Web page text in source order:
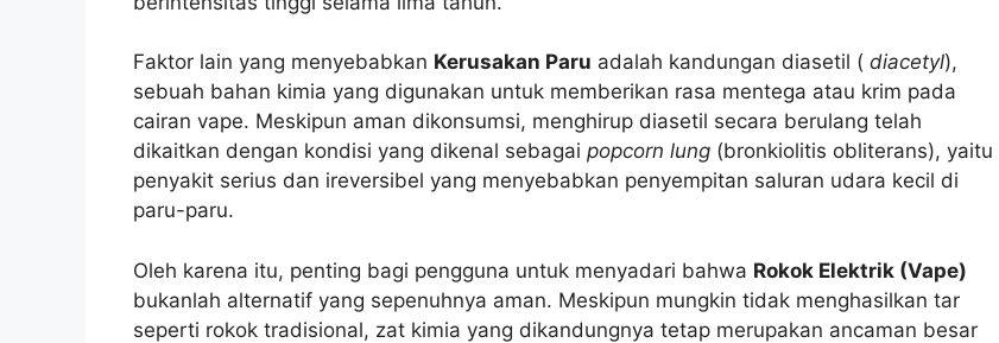
Faktor lain yang menyebabkan Kerusakan Paru adalah kandungan diasetil ( diacetyl),
sebuah bahan kimia yang digunakan untuk memberikan rasa mentega atau krim pada
cairan vape. Meskipun aman dikonsumsi, menghirup diasetil secara berulang telah
dikaitkan dengan kondisi yang dikenal sebagai popcorn lung (bronkiolitis obliterans), yaitu
penyakit serius dan ireversibel yang menyebabkan penyempitan saluran udara kecil di
paru-paru.
Oleh karena itu, penting bagi pengguna untuk menyadari bahwa Rokok Elektrik (Vape)
bukanlah alternatif yang sepenuhnya aman. Meskipun mungkin tidak menghasilkan tar
seperti rokok tradisional, zat kimia yang dikandungnya tetap merupakan ancaman besar